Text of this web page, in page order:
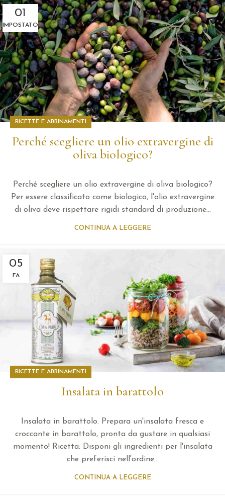
01
IMPOSTATO
RICETTE E ABBINAMENTI
Perché scegliere un olio extravergine di
oliva biologico?
Perché scegliere un olio extravergine di oliva biologico?
Per essere classificato come biologico, l'olio extravergine
di oliva deve rispettare rigidi standard di produzione...
CONTINUA A LEGGERE
05
FA
RICETTE E ABBINAMENTI
Insalata in barattolo
Insalata in barattolo. Prepara un'insalata fresca e
croccante in barattolo, pronta da gustare in qualsiasi
momento! Ricetta: Disponi gli ingredienti per l'insalata
che preferisci nell'ordine...
CONTINUA A LEGGERE